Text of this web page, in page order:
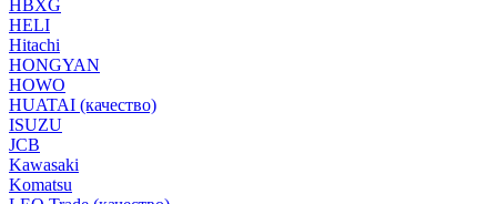
HBXG
HELI
Hitachi
HONGYAN
HOWO
HUATAI (качество)
ISUZU
JCB
Kawasaki
Komatsu